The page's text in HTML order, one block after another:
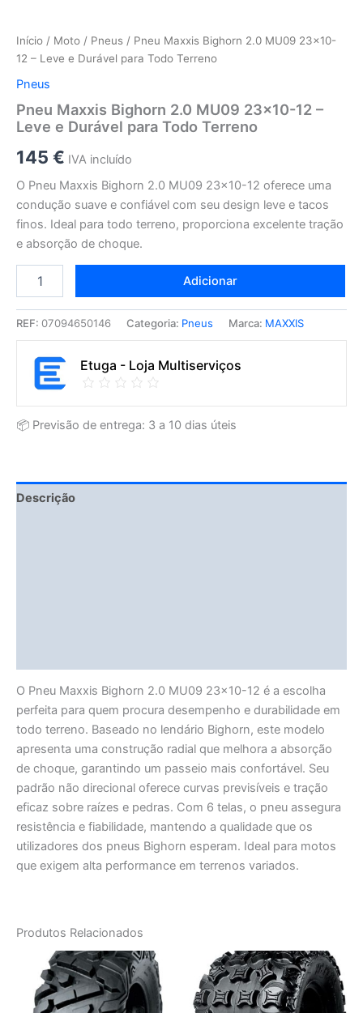
Início / Moto / Pneus / Pneu Maxxis Bighorn 2.0 MU09 23×10-
12 – Leve e Durável para Todo Terreno
Pneus
Pneu Maxxis Bighorn 2.0 MU09 23×10-12 –
Leve e Durável para Todo Terreno
145 € IVA incluído
O Pneu Maxxis Bighorn 2.0 MU09 23×10-12 oferece uma
condução suave e confiável com seu design leve e tacos
finos. Ideal para todo terreno, proporciona excelente tração
e absorção de choque.
Adicionar
REF: 07094650146 Categoria: Pneus Marca: MAXXIS
Etuga - Loja Multiserviços
📦 Previsão de entrega: 3 a 10 dias úteis
Descrição
O Pneu Maxxis Bighorn 2.0 MU09 23×10-12 é a escolha
perfeita para quem procura desempenho e durabilidade em
todo terreno. Baseado no lendário Bighorn, este modelo
apresenta uma construção radial que melhora a absorção
de choque, garantindo um passeio mais confortável. Seu
padrão não direcional oferece curvas previsíveis e tração
eficaz sobre raízes e pedras. Com 6 telas, o pneu assegura
resistência e fiabilidade, mantendo a qualidade que os
utilizadores dos pneus Bighorn esperam. Ideal para motos
que exigem alta performance em terrenos variados.
Produtos Relacionados